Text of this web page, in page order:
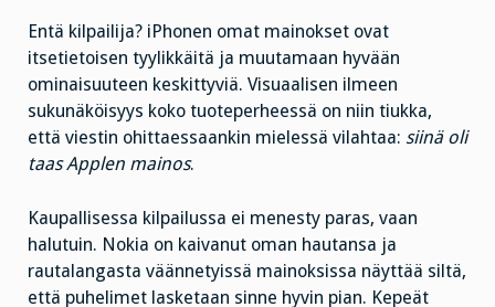
Entä kilpailija? iPhonen omat mainokset ovat
itsetietoisen tyylikkäitä ja muutamaan hyvään
ominaisuuteen keskittyviä. Visuaalisen ilmeen
sukunäköisyys koko tuoteperheessä on niin tiukka,
että viestin ohittaessaankin mielessä vilahtaa: siinä oli
taas Applen mainos.
Kaupallisessa kilpailussa ei menesty paras, vaan
halutuin. Nokia on kaivanut oman hautansa ja
rautalangasta väännetyissä mainoksissa näyttää siltä,
että puhelimet lasketaan sinne hyvin pian. Kepeät